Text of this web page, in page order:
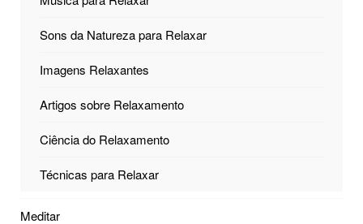
Sons da Natureza para Relaxar
Imagens Relaxantes
Artigos sobre Relaxamento
Ciência do Relaxamento
Técnicas para Relaxar
Meditar